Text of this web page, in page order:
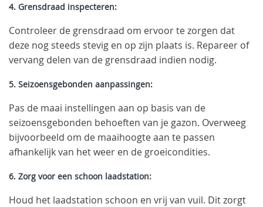
4. Grensdraad inspecteren:
Controleer de grensdraad om ervoor te zorgen dat
deze nog steeds stevig en op zijn plaats is. Repareer of
vervang delen van de grensdraad indien nodig.
5. Seizoensgebonden aanpassingen:
Pas de maai instellingen aan op basis van de
seizoensgebonden behoeften van je gazon. Overweeg
bijvoorbeeld om de maaihoogte aan te passen
afhankelijk van het weer en de groeicondities.
6. Zorg voor een schoon laadstation:
Houd het laadstation schoon en vrij van vuil. Dit zorgt